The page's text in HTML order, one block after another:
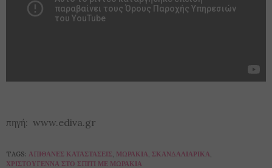
πηγή: www.ediva.gr
TAGS: ΑΠΊΘΑΝΕΣ ΚΑΤΑΣΤΆΣΕΙΣ ΜΩΡΆΚΙΑ ΣΚΑΝΔΑΛΙΆΡΙΚΑ
ΧΡΙΣΤΟΎΓΕΝΝΑ ΣΤΟ ΣΠΊΤΙ ΜΕ ΜΩΡΆΚΙΑ